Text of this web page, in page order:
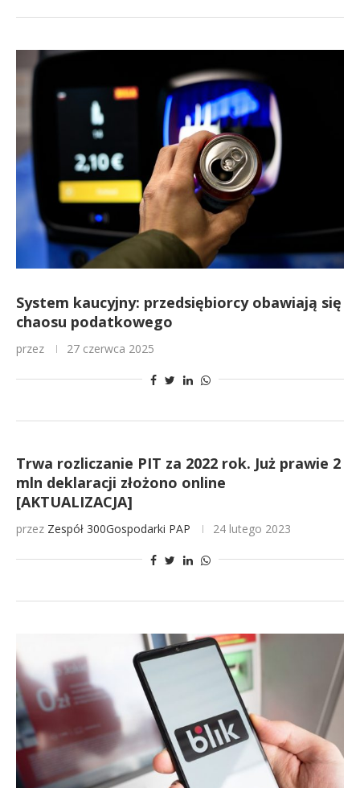
System kaucyjny: przedsiębiorcy obawiają się
chaosu podatkowego
przez 27 czerwca 2025
Trwa rozliczanie PIT za 2022 rok. Już prawie 2
mln deklaracji złożono online
[AKTUALIZACJA]
przez Zespół 300Gospodarki PAP 24 lutego 2023